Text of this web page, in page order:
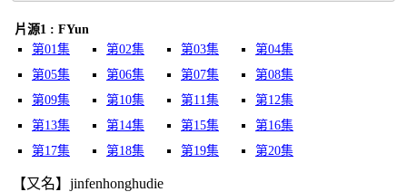
片源1 : FYun
第01集
第02集 第03集
第04集
第05集
第06集 第07集
第08集
第09集
第10集 第11集
第12集
第13集
第14集 第15集
第16集
第17集
第18集 第19集 第20集
【又名】jinfenhonghudie